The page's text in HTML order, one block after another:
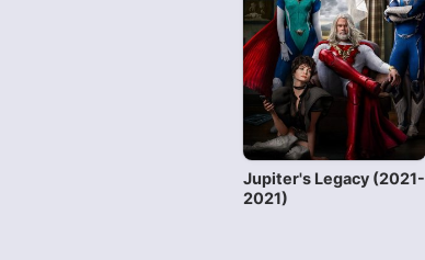
Jupiter's Legacy (2021-
2021)